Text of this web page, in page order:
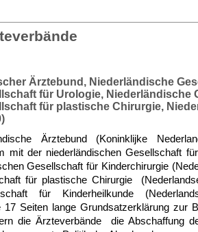
Ärztebund, Niederländische
für Urologie,
für plastische Chirurgie,
Ärztebund (Koninklijke
mit der niederländischen Gesellschaft
Gesellschaft für Kinderchirurgie
für plastische Chirurgie
für Kinderheilkunde
17 Seiten lange Grundsatzerklärung zur
die Ärzteverbände die Abschaffung